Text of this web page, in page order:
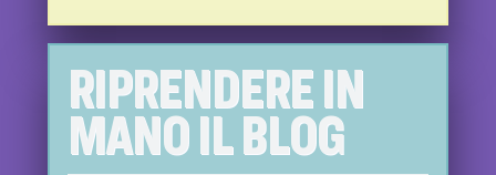
RIPRENDERE IN
MANO IL BLOG